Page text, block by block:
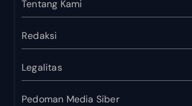
Tentang Kami
Redaksi
Legalitas
Pedoman Media Siber